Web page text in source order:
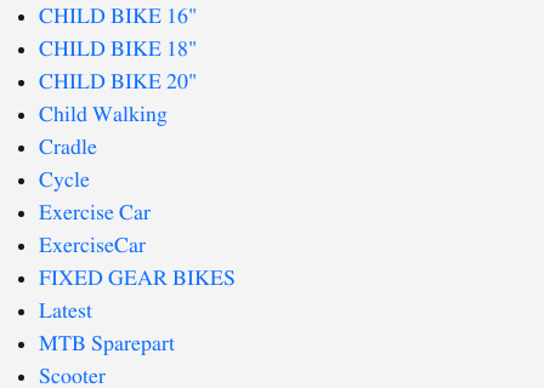
CHILD BIKE 16"
CHILD BIKE 18"
CHILD BIKE 20"
Child Walking
Cradle
Cycle
Exercise Car
ExerciseCar
FIXED GEAR BIKES
Latest
MTB Sparepart
Scooter